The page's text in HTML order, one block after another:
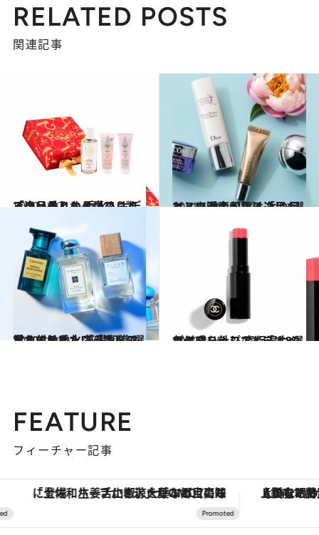
RELATED POSTS
関連記事
2020.11.21
「いい香り」と褒められる逸品まとめ 香水、ボディクリームからコフレまで
ビューティ＆ヘルス 2021.5.20
マスク時の印象は「目もと」で激変！ どんより目もとに活力が戻る逸品4選
ビューティ＆ヘルス
2020.11.10
覚えておきたい「香りの重ね付け」！ 基礎知識＆おすすめ香水ブランド3選
ビューティ＆ヘルス 2020.8.25
マスクを外しても「すっぴん感」ナシ 高保湿力の色付きリップアイテム3選
ビューティ＆ヘルス
FEATURE
フィーチャー記事
「土佐和ハーブかき氷」がOMO7高知に登場！生姜、山椒、大葉など目にも舌にも涼を呼ぶ郷土の味 【銀座で出合う最旬美容】美髪ケアや上質